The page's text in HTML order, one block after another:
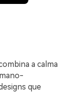
a calma
que